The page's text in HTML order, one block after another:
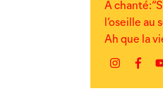
A chanté:
l’oseille au
Ah que la
Instagram